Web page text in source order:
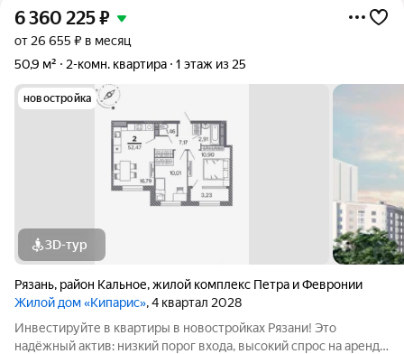
6 360 225₽
от 26 655 ₽ в месяц
50,9 м²
2-комн. квартира 1 этаж из 25
новостройка
3D-тур
Рязань, район Кальное,жилой комплекс Петра и Февронии
Жилой дом «Кипарис», 4 квартал 2028
Инвестируйте в квартиры в новостройках Рязани! Это
надёжный актив: низкий порог входа, высокий спрос на аренду